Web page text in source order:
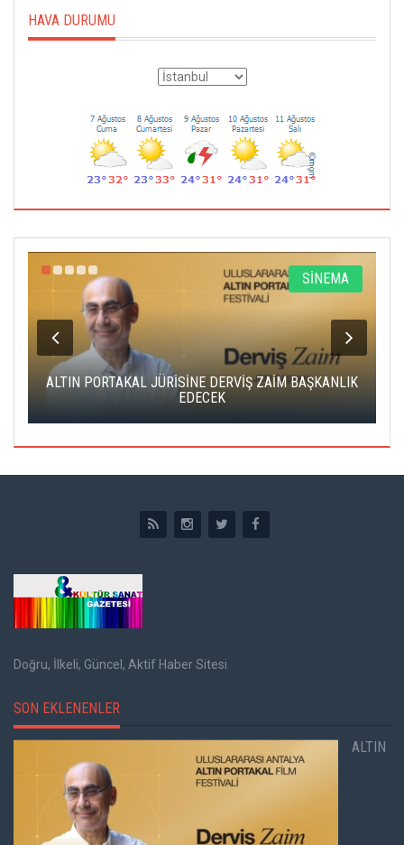
HAVA DURUMU
SİNEMA
ALTIN PORTAKAL JÜRİSİNE DERVİŞ ZAİM BAŞKANLIK
EDECEK
Doğru, İlkeli, Güncel, Aktif Haber Sitesi
SON EKLENENLER
ALTIN